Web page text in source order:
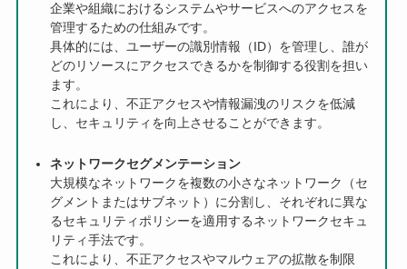
企業や組織におけるシステムやサービスへのアクセスを
管理するための仕組みです。
具体的には、ユーザーの識別情報（ID）を管理し、誰が
どのリソースにアクセスできるかを制御する役割を担い
ます。
これにより、不正アクセスや情報漏洩のリスクを低減
し、セキュリティを向上させることができます。
ネットワークセグメンテーション
大規模なネットワークを複数の小さなネットワーク（セ
グメントまたはサブネット）に分割し、それぞれに異な
るセキュリティポリシーを適用するネットワークセキュ
リティ手法です。
これにより、不正アクセスやマルウェアの拡散を制限